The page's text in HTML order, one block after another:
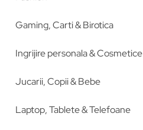
Gaming, Carti & Birotica
Ingrijire personala & Cosmetice
Jucarii, Copii & Bebe
Laptop, Tablete & Telefoane